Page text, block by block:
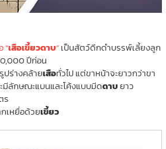
“เสือเขี้ยวดาบ”เป็นสัตว์ดึกดำบรรพ์เลี้ยงลูก
ปีก่อน
ปร่างคล้ายเสือทั่วไป แต่ขาหน้าจะยาวกว่าขา
มีลักษณะแบนและโค้งแบบมีดดาบยาว
ร
เหยื่อด้วยเขี้ยว